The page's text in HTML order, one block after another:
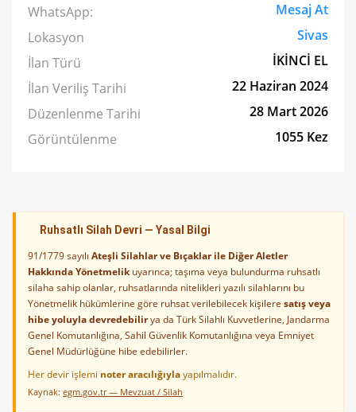
WhatsApp:
Mesaj At
Lokasyon
Sivas
İlan Türü
İKİNCİ EL
İlan Veriliş Tarihi
22 Haziran 2024
Düzenlenme Tarihi
28 Mart 2026
Görüntülenme
1055 Kez
Ruhsatlı Silah Devri — Yasal Bilgi
91/1779 sayılı Ateşli Silahlar ve Bıçaklar ile Diğer Aletler
Hakkında Yönetmelikuyarınca; taşıma veya bulundurma ruhsatlı
silaha sahip olanlar, ruhsatlarında nitelikleri yazılı silahlarını bu
Yönetmelik hükümlerine göre ruhsat verilebilecek kişilere satış veya
hibe yoluyla devredebilirya da Türk Silahlı Kuvvetlerine, Jandarma
Genel Komutanlığına, Sahil Güvenlik Komutanlığına veya Emniyet
Genel Müdürlüğüne hibe edebilirler.
Her devir işlemi noter aracılığıylayapılmalıdır.
Kaynak: egm.gov.tr — Mevzuat / Silah